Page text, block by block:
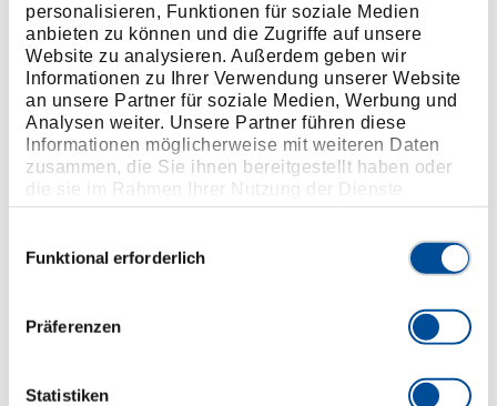
personalisieren, Funktionen für soziale Medien
anbieten zu können und die Zugriffe auf unsere
Website zu analysieren. Außerdem geben wir
Informationen zu Ihrer Verwendung unserer Website
an unsere Partner für soziale Medien, Werbung und
Analysen weiter. Unsere Partner führen diese
Informationen möglicherweise mit weiteren Daten
zusammen, die Sie ihnen bereitgestellt haben oder
die sie im Rahmen Ihrer Nutzung der Dienste
gesammelt haben. Unsere vollständige
Funktional erforderlich
Präferenzen
Statistiken
Produktlinie EAN 4017981570350
Produktbeschreibung
Ausführung nach DIN 7200 Form A
Zum Ausstanzen von Pappe, Leder, Gummi,
Dichtmaterialien und anderen weichen Werkstoffen
Schneide gehärtet
Schaft blau lackiert
Lieferumfang
Technische Eigenschaften